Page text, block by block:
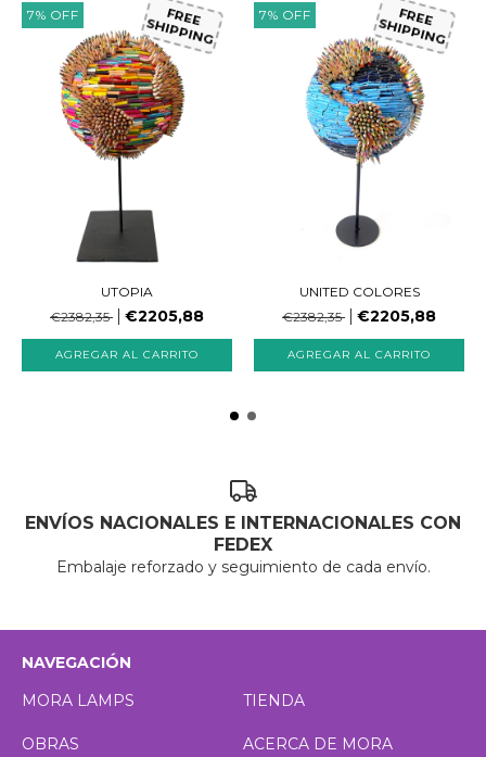
7% OFF FREE
SHIPPING
UTOPIA
€2382,35
€2205,88
7% OFF FREE
SHIPPING
UNITED COLORES
€2382,35
€2205,88
ENVÍOS NACIONALES E INTERNACIONALES CON
FEDEX
Embalaje reforzado y seguimiento de cada envío.
NAVEGACIÓN
MORA LAMPS
TIENDA
OBRAS ACERCA DE MORA